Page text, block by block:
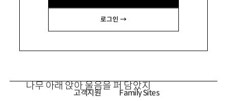
로그인 →
여름의 일
나무 아래 앉아 울음을 퍼 담았지
고객지원 Family Sites